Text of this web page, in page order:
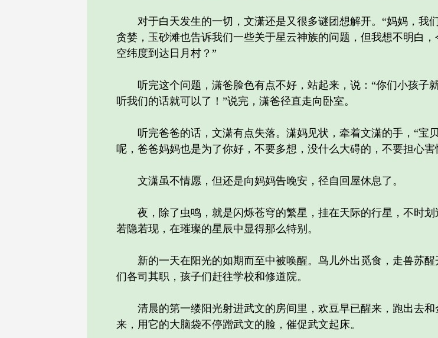
对于白天发生的一切，文潇还是又很多谜团想解开。“妈妈，我
贪婪，玉砂滩也告诉我们一些关于星云神族的问题，但我想不明白
空纬度到达日月村？”
听完这个问题，潇爸脸色有点不好，站起来，说：“你们小孩子
听我们的话就可以了！”说完，潇爸径直走向卧室。
听完爸爸的话，文潇有点失落。潇妈见状，牵着文潇的手，“宝
呢，爸爸妈妈也是为了你好，不要多想，没什么大碍的，不要担心
文潇虽不情愿，但还是向妈妈告晚安，径自回屋休息了。
夜，除了虫鸣，就是闪烁苍穹的繁星，挂在天际的行星，不时划
若隐若现，在璀璨的星辰中显得那么特别。
新的一天在阳光的如期而至中被唤醒。鸟儿外出觅食，走兽苏醒
们各司其职，孩子们赶往学校和修道院。
清晨的第一缕阳光射进武文的房间里，欢豆早已醒来，跑出去和
来，用它的大脑袋不停蹭武文的脸，催促武文起床。